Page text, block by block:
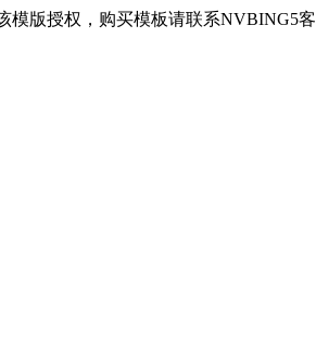
模版授权，购买模板请联系NVBING5客